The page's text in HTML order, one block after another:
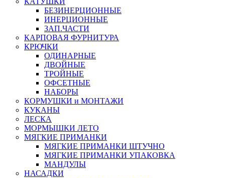
БЕЗИНЕРЦИОННЫЕ
ИНЕРЦИОННЫЕ
ЗАП.ЧАСТИ
КАРПОВАЯ ФУРНИТУРА
КРЮЧКИ
ОДИНАРНЫЕ
ДВОЙНЫЕ
ТРОЙНЫЕ
ОФСЕТНЫЕ
НАБОРЫ
КОРМУШКИ и МОНТАЖИ
КУКАНЫ
ЛЕСКА
МОРМЫШКИ ЛЕТО
МЯГКИЕ ПРИМАНКИ
МЯГКИЕ ПРИМАНКИ ШТУЧНО
МЯГКИЕ ПРИМАНКИ УПАКОВКА
МАНДУЛЫ
НАСАДКИ